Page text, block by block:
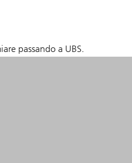
passando a UBS.